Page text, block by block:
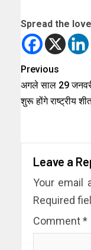
Spread the love
Previous
अगले साल 29
शुरू होंगे राष्ट्रीय
Leave a
Your email
Required
Comment*